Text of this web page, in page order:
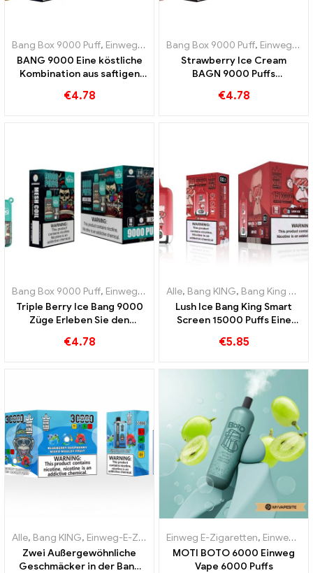
Bang Box 9000 Puff, Einweg-E-Zigaretten Schweden ,Einweg-E-
BANG 9000 Eine köstliche
Kombination aus saftigen
Mango Pfirsich-Mango
€4.78
Bang Box 9000 Puff, Einweg-E-Zigaretten Schweden
Strawberry Ice Cream
BAGN 9000 Puffs
Geschmack von Erdbeere
€4.78
Bang Box 9000 Puff, Einweg-E-Zigaretten Schweden ,Einweg-E-
Triple Berry Ice Bang 9000
Züge Erleben Sie den
von drei Früchten
€4.78
Alle, Bang KING, Bang King Smart Screen 15000 Puff
Lush Ice Bang King Smart
Screen 15000 Puffs Eine
Mischung aus Wassermelone
€5.85
Alle, Bang KING, Einweg-E-Zigaretten Litauen ,Einweg-E-
Zwei Außergewöhnliche
Geschmäcker in der Bang
Einweg E-Zigaretten, Einweg-E-Zigaretten Portugal
MOTI BOTO 6000 Einweg
Vape 6000 Puffs